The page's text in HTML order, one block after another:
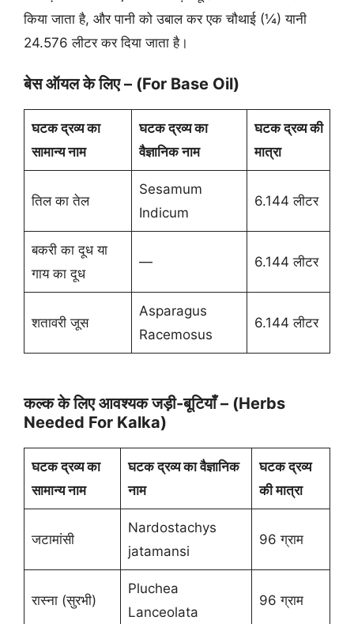
किया जाता है, और पानी को उबाल कर एक चौथाई (¼) यानी
24.576 लीटर कर दिया जाता है।
बेस ऑयल के लिए – (For Base Oil)
घटक द्रव्य का
सामान्य नाम
घटक द्रव्य का
वैज्ञानिक नाम
घटक द्रव्य की
मात्रा
तिल का तेल
Sesamum
Indicum
6.144 लीटर
बकरी का दूध या
गाय का दूध
— 6.144 लीटर
शतावरी जूस
Asparagus
Racemosus
6.144 लीटर
कल्क के लिए आवश्यक जड़ी-बूटियाँ – (Herbs
Needed For Kalka)
घटक द्रव्य का
सामान्य नाम
घटक द्रव्य का वैज्ञानिक
नाम
घटक द्रव्य
की मात्रा
जटामांसी
Nardostachys
jatamansi
96 ग्राम
रास्ना (सुरभी)
Pluchea
Lanceolata
96 ग्राम